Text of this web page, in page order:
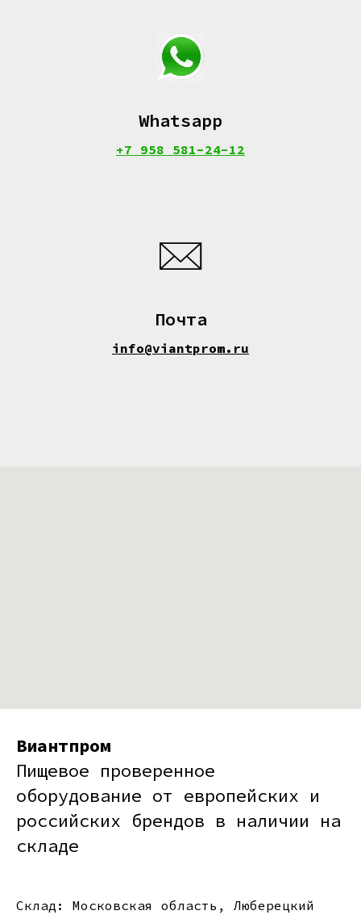
Whatsapp
+7 958 581-24-12
Почта
info@viantprom.ru
Виантпром
Пищевое проверенное
оборудование от европейских и
российских брендов в наличии на
складе
Склад: Московская область, Люберецкий